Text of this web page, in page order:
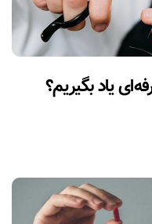
یاد بگیریم؟